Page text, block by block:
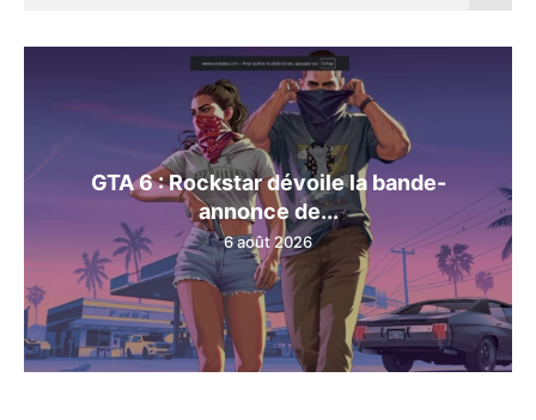
GTA 6 : Rockstar dévoile la bande-
annonce de...
6 août 2026